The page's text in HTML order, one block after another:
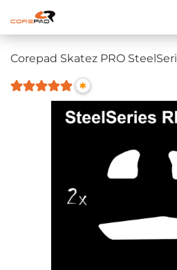
Corepad Skatez PRO
*